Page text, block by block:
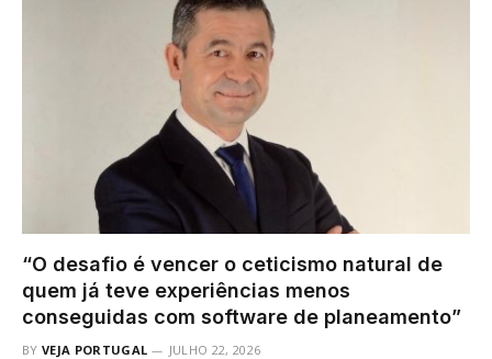
“O desafio é vencer o ceticismo natural de
quem já teve experiências menos
conseguidas com software de planeamento”
BY VEJA PORTUGAL JULHO 22, 2026